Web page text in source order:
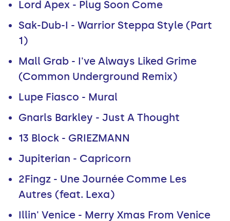
Lord Apex - Plug Soon Come
Sak-Dub-I - Warrior Steppa Style (Part
1)
Mall Grab - I've Always Liked Grime
(Common Underground Remix)
Lupe Fiasco - Mural
Gnarls Barkley - Just A Thought
13 Block - GRIEZMANN
Jupiterian - Capricorn
2Fingz - Une Journée Comme Les
Autres (feat. Lexa)
Illin' Venice - Merry Xmas From Venice